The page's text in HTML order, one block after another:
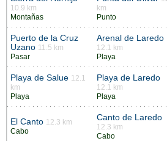
10.9 km
Montañas
km
Punto
Puerto de la Cruz
Uzano 11.5 km
Pasar
Arenal de Laredo
12.1 km
Playa
Playa de Salue 12.1
km
Playa
Playa de Laredo
12.1 km
Playa
El Canto 12.3 km
Cabo
Canto de Laredo
12.3 km
Cabo